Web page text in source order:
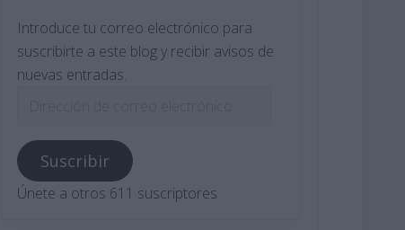
Introduce tu correo electrónico para
suscribirte a este blog y recibir avisos de
nuevas entradas.
correo
electrónico
Suscribir
Únete a otros 611 suscriptores